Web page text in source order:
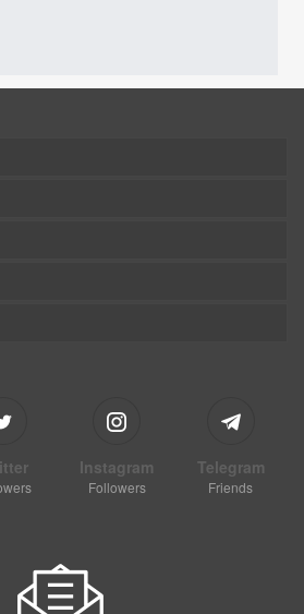
Instagram
Followers
Telegram
Friends